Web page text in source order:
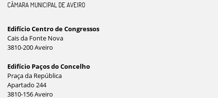
CÂMARA MUNICIPAL DE AVEIRO
Edifício Centro de Congressos
Cais da Fonte Nova
3810-200 Aveiro
Edifício Paços do Concelho
Praça da República
Apartado 244
3810-156 Aveiro